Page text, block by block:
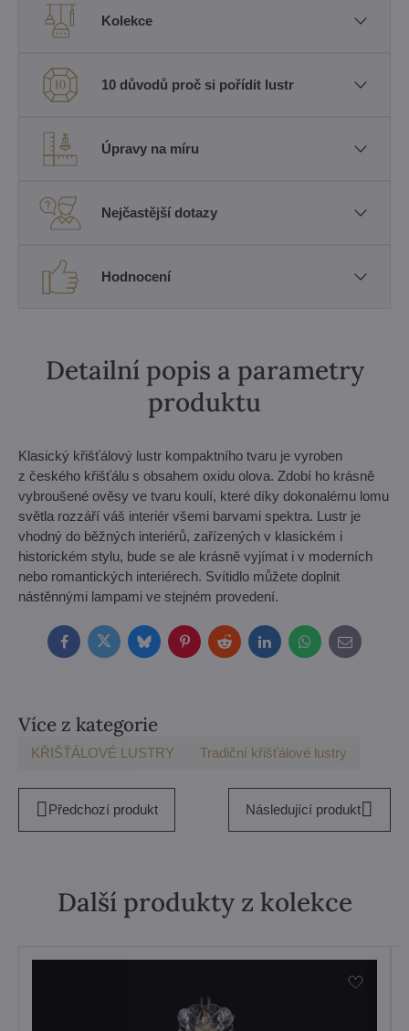
Kolekce
10 důvodů proč si pořídit lustr
Úpravy na míru
Nejčastější dotazy
Hodnocení
Detailní popis a parametry
produktu
Klasický křišťálový lustr kompaktního tvaru je vyroben
z českého křišťálu s obsahem oxidu olova. Zdobí ho krásně
vybroušené ověsy ve tvaru koulí, které díky dokonalému lomu
světla rozzáří váš interiér všemi barvami spektra. Lustr je
vhodný do běžných interiérů, zařízených v klasickém i
historickém stylu, bude se ale krásně vyjímat i v moderních
nebo romantických interiérech. Svítidlo můžete doplnit
nástěnnými lampami ve stejném provedení.
FacebookTwitterBlueskyPinterestRedditLinkedInWhatsApp
E-
mail
Více z kategorie
KŘIŠŤÁLOVÉ LUSTRY Tradiční křišťálové lustry
Předchozí produkt Následující produkt
Další produkty z kolekce